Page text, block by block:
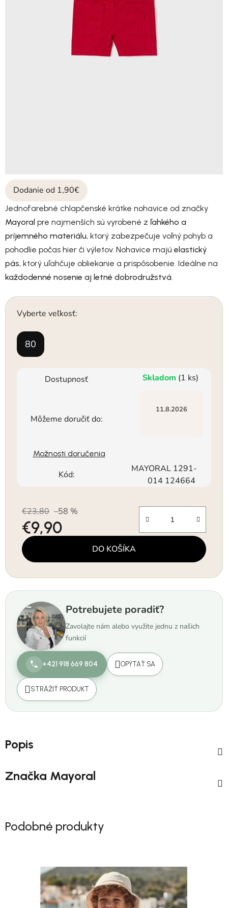
Dodanie od 1,90€
Jednofarebné chlapčenské krátke nohavice od značky
Mayoral pre najmenších sú vyrobené z ľahkého a
príjemného materiálu, ktorý zabezpečuje voľný pohyb a
pohodlie počas hier či výletov. Nohavice majú elastický
pás, ktorý uľahčuje obliekanie a prispôsobenie. Ideálne na
každodenné nosenie aj letné dobrodružstvá.
Vyberte veľkosť:
80
Dostupnosť Skladom (1 ks)
Môžeme doručiť do:
11.8.2026
Možnosti doručenia
Kód:
MAYORAL 1291-
014 124664
€23,80 –58 %
€9,90
Jednotková cena: DO KOŠÍKA
Potrebujete poradiť?
Zavolajte nám alebo využite jednu z našich
funkcií
+421 918 669 804 OPÝTAŤ SA
STRÁŽIŤ PRODUKT
Popis
Značka Mayoral
Podobné produkty